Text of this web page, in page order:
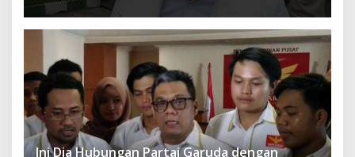
Ini Dia Hubungan Partai Garuda dengan